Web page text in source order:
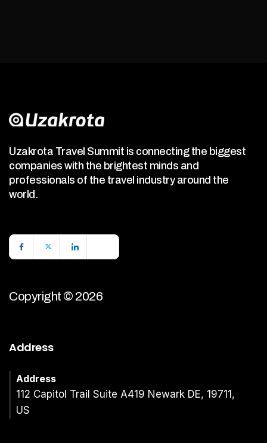
Uzakrota Travel Summit is connecting the biggest
companies with the brightest minds and
professionals of the travel industry around the
world.
Copyright © 2026
Address
Address
112 Capitol Trail Suite A419 Newark DE, 19711,
US